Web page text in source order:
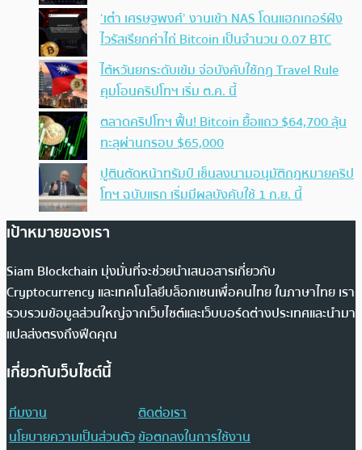
‘เต๋า เศรษฐพงศ์’ งานเข้า NAS โดนแฮกเกอร์ฝัง
ไวรัสเรียกค่าไถ่ Bitcoin เป็นจำนวน 0.07 BTC
ไต้หวันยกระดับเข้ม จ่อบังคับใช้กฏ Travel Rule
คุมโอนคริปโทฯ เริ่ม ต.ค. นี้
ตลาดคริปโทฯ ฟื้น! Bitcoin ยื้อแถว $64,700 ลุ้น
ทะลุผ่านกรอบ $65,000
ปูตินตัดหน้าทรัมป์ เซ็นลงนามอนุมัติกฎหมายคริป
โทฯ ฉบับแรก เริ่มมีผลบังคับใช้ 1 ก.ย. นี้
เป้าหมายของเรา
Siam Blockchain มุ่งมั่นที่จะช่วยนำเสนอสารเกี่ยวกับ
Cryptocurrency และเทคโนโลยีบล็อกเชนเพื่อคนไทย ในภาษาไทย เรา
รวบรวมข้อมูลส่วนใหญ่จากเว็บไซต์และเว็บบอร์ดต่างประเทศและนำมา
แปลส่งตรงถึงฟีดคุณ
เกี่ยวกับเว็บไซต์นี้
ทีมงาน
ติดต่อเรา
นโยบายความเป็นส่วนตัวข้อตกลงในการใช้งาน